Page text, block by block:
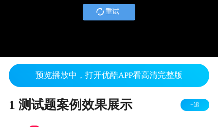
重试
预览播放中，打开优酷APP看高清完整版
1 测试题案例效果展示 +追